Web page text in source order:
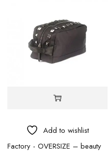
Add to wishlist
Factory - OVERSIZE – beauty